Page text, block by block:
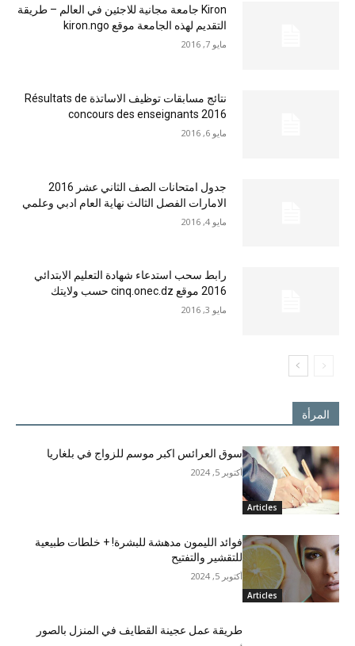
Kiron جامعة مجانية للاجئين في العالم – طريقة
التقديم لهذه الجامعة موقع kiron.ngo
مايو 7, 2016
نتائج مسابقات توظيف الاساتذة Résultats de
concours des enseignants 2016
مايو 6, 2016
جدول امتحانات الصف الثاني عشر 2016
الامارات الفصل الثالث نهاية العام ادبي وعلمي
مايو 4, 2016
رابط سحب استدعاء شهادة التعليم الابتدائي
2016 موقع cinq.onec.dz حسب ولايتك
مايو 3, 2016
المرأة
Articles
سوق العرائس اكبر موسم للزواج في بلغاريا
أكتوبر 5, 2024
Articles
فوائد الليمون مدهشة للبشرة! + خلطات طبيعية
للتقشير والتفتيح
أكتوبر 5, 2024
طريقة عمل عجينة القطايف في المنزل بالصور